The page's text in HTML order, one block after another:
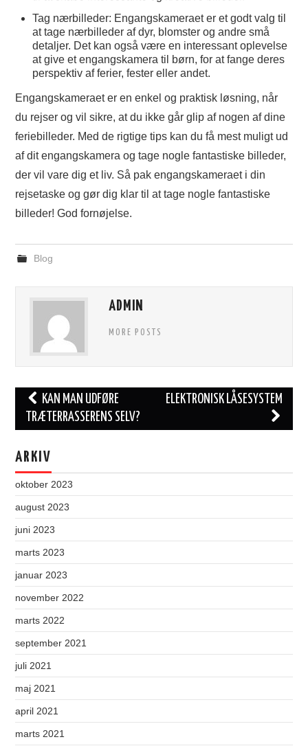
Tag nærbilleder: Engangskameraet er et godt valg til
at tage nærbilleder af dyr, blomster og andre små
detaljer. Det kan også være en interessant oplevelse
at give et engangskamera til børn, for at fange deres
perspektiv af ferier, fester eller andet.
Engangskameraet er en enkel og praktisk løsning, når
du rejser og vil sikre, at du ikke går glip af nogen af dine
feriebilleder. Med de rigtige tips kan du få mest muligt ud
af dit engangskamera og tage nogle fantastiske billeder,
der vil vare dig et liv. Så pak engangskameraet i din
rejsetaske og gør dig klar til at tage nogle fantastiske
billeder! God fornøjelse.
Blog
ADMIN
MORE POSTS
Post
navigation
KAN MAN UDFØRE
TRÆTERRASSERENS SELV?
ELEKTRONISK LÅSESYSTEM
ARKIV
oktober 2023
august 2023
juni 2023
marts 2023
januar 2023
november 2022
marts 2022
september 2021
juli 2021
maj 2021
april 2021
marts 2021